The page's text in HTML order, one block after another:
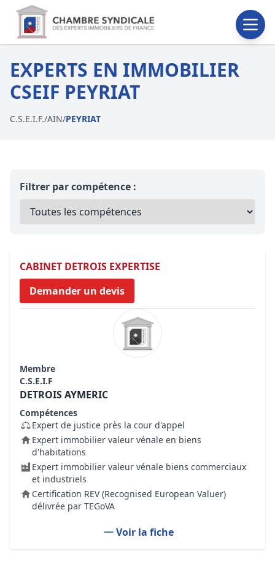
EXPERTS EN IMMOBILIER
CSEIF PEYRIAT
C.S.E.I.F./AIN/PEYRIAT
Filtrer par compétence :
CABINET DETROIS EXPERTISE
Demander un devis
Membre
C.S.E.I.F
DETROIS AYMERIC
Compétences
Expert de justice près la cour d'appel
Expert immobilier valeur vénale en biens
d'habitations
Expert immobilier valeur vénale biens commerciaux
et industriels
Certification REV (Recognised European Valuer)
délivrée par TEGoVA
Voir la fiche